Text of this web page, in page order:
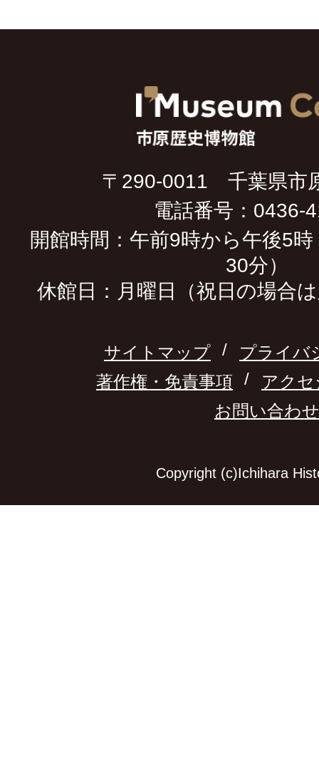
〒290-0011 千葉県市
電話番号：0436-
開館時間：午前9時から午後5
30分）
休館日：月曜日（祝日の場合
サイトマップ
プライバ
著作権・免責事項
アク
お問い合わせ
Copyright (c)Ichihara